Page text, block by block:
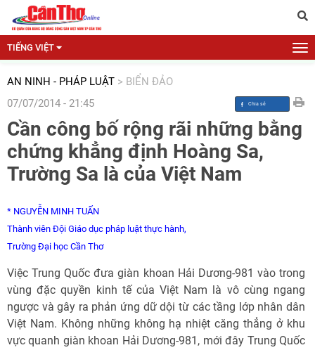
TIẾNG VIỆT
AN NINH - PHÁP LUẬT > BIỂN ĐẢO
07/07/2014 - 21:45
Cần công bố rộng rãi những bằng
chứng khẳng định Hoàng Sa,
Trường Sa là của Việt Nam
* NGUYỄN MINH TUẤN
Thành viên Đội Giáo dục pháp luật thực hành,
Trường Đại học Cần Thơ
Việc Trung Quốc đưa giàn khoan Hải Dương-981 vào trong
vùng đặc quyền kinh tế của Việt Nam là vô cùng ngang
ngược và gây ra phản ứng dữ dội từ các tầng lớp nhân dân
Việt Nam. Không những không hạ nhiệt căng thẳng ở khu
vực quanh giàn khoan Hải Dương-981, mới đây Trung Quốc